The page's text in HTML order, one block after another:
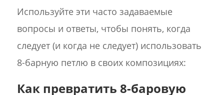
Используйте эти часто задаваемые
вопросы и ответы, чтобы понять, когда
следует (и когда не следует) использовать
8-барную петлю в своих композициях:
Как превратить 8-баровую